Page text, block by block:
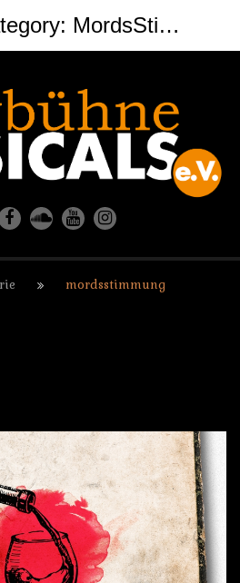
mordsstimmung
Galerie - Category: MordsStimmung